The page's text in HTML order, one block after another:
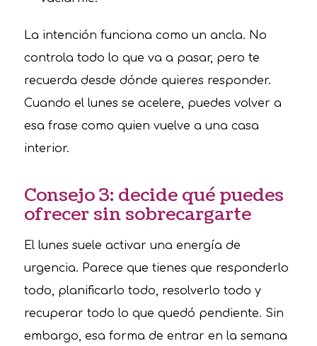
La intención funciona como un ancla. No
controla todo lo que va a pasar, pero te
recuerda desde dónde quieres responder.
Cuando el lunes se acelere, puedes volver a
esa frase como quien vuelve a una casa
interior.
Consejo 3: decide qué puedes
ofrecer sin sobrecargarte
El lunes suele activar una energía de
urgencia. Parece que tienes que responderlo
todo, planificarlo todo, resolverlo todo y
recuperar todo lo que quedó pendiente. Sin
embargo, esa forma de entrar en la semana